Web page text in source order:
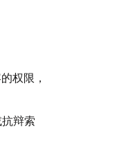
权限，
辩索